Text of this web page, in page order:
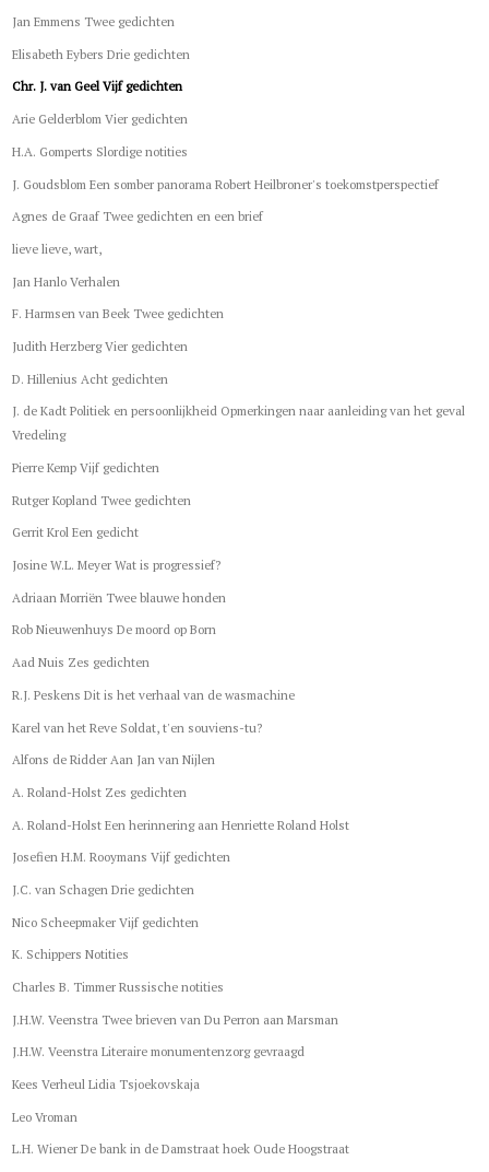
Jan Emmens Twee gedichten
Elisabeth Eybers Drie gedichten
Chr. J. van Geel Vijf gedichten
Arie Gelderblom Vier gedichten
H.A. Gomperts Slordige notities
J. Goudsblom Een somber panorama Robert Heilbroner's toekomstperspectief
Agnes de Graaf Twee gedichten en een brief
lieve lieve, wart,
Jan Hanlo Verhalen
F. Harmsen van Beek Twee gedichten
Judith Herzberg Vier gedichten
D. Hillenius Acht gedichten
J. de Kadt Politiek en persoonlijkheid Opmerkingen naar aanleiding van het geval
Vredeling
Pierre Kemp Vijf gedichten
Rutger Kopland Twee gedichten
Gerrit Krol Een gedicht
Josine W.L. Meyer Wat is progressief?
Adriaan Morriën Twee blauwe honden
Rob Nieuwenhuys De moord op Born
Aad Nuis Zes gedichten
R.J. Peskens Dit is het verhaal van de wasmachine
Karel van het Reve Soldat, t'en souviens-tu?
Alfons de Ridder Aan Jan van Nijlen
A. Roland-Holst Zes gedichten
A. Roland-Holst Een herinnering aan Henriette Roland Holst
Josefien H.M. Rooymans Vijf gedichten
J.C. van Schagen Drie gedichten
Nico Scheepmaker Vijf gedichten
K. Schippers Notities
Charles B. Timmer Russische notities
J.H.W. Veenstra Twee brieven van Du Perron aan Marsman
J.H.W. Veenstra Literaire monumentenzorg gevraagd
Kees Verheul Lidia Tsjoekovskaja
Leo Vroman
L.H. Wiener De bank in de Damstraat hoek Oude Hoogstraat